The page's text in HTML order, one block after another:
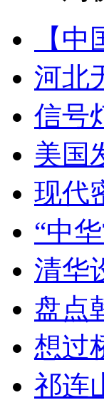
【
河北
信号
美国
现代
“中
清华
盘点
想过
祁连